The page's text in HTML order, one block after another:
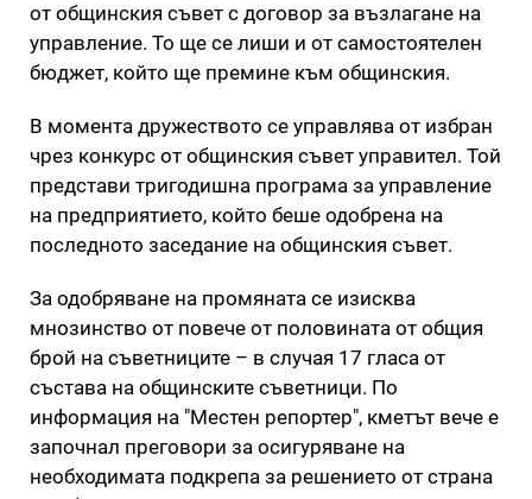
от общинския съвет с договор за възлагане на
управление. То ще се лиши и от самостоятелен
бюджет, който ще премине към общинския.
В момента дружеството се управлява от избран
чрез конкурс от общинския съвет управител. Той
представи тригодишна програма за управление
на предприятието, който беше одобрена на
последното заседание на общинския съвет.
За одобряване на промяната се изисква
мнозинство от повече от половината от общия
брой на съветниците – в случая 17 гласа от
състава на общинските съветници. По
информация на "Местен репортер", кметът вече е
започнал преговори за осигуряване на
необходимата подкрепа за решението от страна